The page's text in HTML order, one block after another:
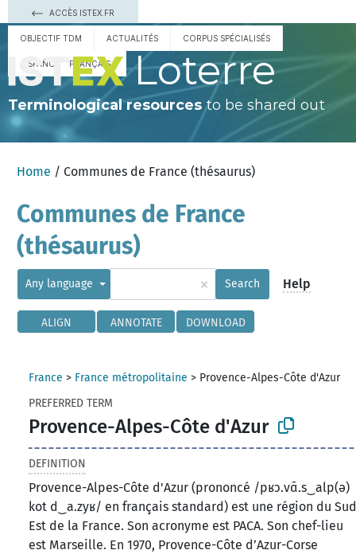
ACCÈS ISTEX.FR
OBJECTIF TDM ACTUALITÉS CORPUS SPÉCIALISÉS
ESPAÑOL FRANÇAIS Loterre
Terminological resourcesto be shared out
Home / Communes de France (thésaurus)
Communes de France
(thésaurus)
Any language × Search Help
ALIGN ANNOTATE DOWNLOAD
France > France métropolitaine > Provence-Alpes-Côte d'Azur
PREFERRED TERM
Provence-Alpes-Côte d'Azur
DEFINITION
Provence-Alpes-Côte d'Azur (prononcé /pʁɔ.vɑ̃.s‿alp(ə)
kot d‿a.zyʁ/ en français standard) est une région du
Est de la France. Son acronyme est PACA. Son chef-lieu
est Marseille. En 1970, Provence-Côte d’Azur-Corse